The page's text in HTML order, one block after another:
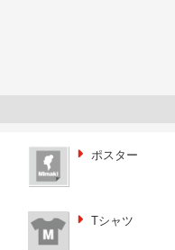
ポスター
Tシャツ